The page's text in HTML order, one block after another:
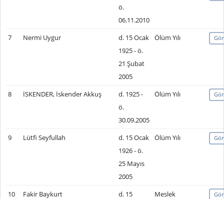
ö.
06.11.2010
7 Nermi Uygur
d. 15 Ocak
1925 - ö.
21 Şubat
2005
Ölüm Yılı
8 İSKENDER, İskender Akkuş
d. 1925 -
ö.
30.09.2005
Ölüm Yılı
9 Lütfi Seyfullah
d. 15 Ocak
1926 - ö.
25 Mayıs
2005
Ölüm Yılı
10 Fakir Baykurt
d. 15
Meslek